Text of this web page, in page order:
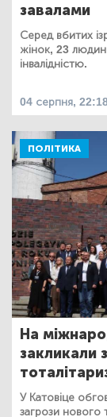
завалами
Серед вбитих
жінок, 23
інвалідністю.
04 серпня,
ПОЛІТИКА
На
закликали
У Катовіце
загрози нового